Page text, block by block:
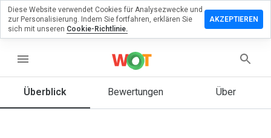
menu
Überblick Bewertungen Über
Sie
Diese Website verwendet Cookies für Analysezwecke und
zur Personalisierung. Indem Sie fortfahren, erklären Sie
sich mit unseren Cookie-Richtlinie.
AKZEPTIEREN